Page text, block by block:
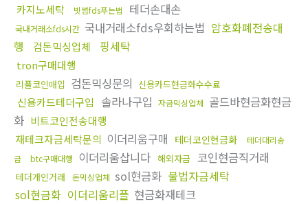
카지노세탁 빗썸fds푸는법 테더손대손
국내거래소fds시간 국내거래소fds우회하는법 암호화폐전송대
행
검돈믹싱업체 핑세탁
tron구매대행
리플코인매입 검돈믹싱문의 신용카드현금화수수료
신용카드테더구입 솔라나구입 자금믹싱업체 골드바현금화현금
화 비트코인전송대행
재테크자금세탁문의 이더리움구매 테더코인현금화
테더대리송
금
btc구매대행 이더리움삽니다 해외자금 코인현금직거래
테더개인거래 돈믹싱업체 sol현금화 불법자금세탁
sol현금화 이더리움리플 현금화재테크